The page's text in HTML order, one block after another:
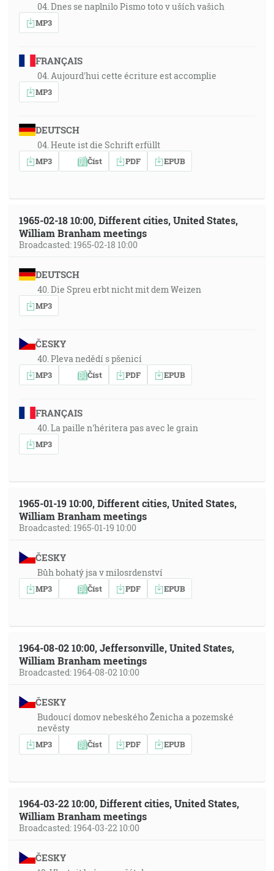
04. Dnes se naplnilo Pismo toto v uších vašich
MP3
FRANÇAIS
04. Aujourd'hui cette écriture est accomplie
MP3
DEUTSCH
04. Heute ist die Schrift erfüllt
MP3 Číst PDF EPUB
1965-02-18 10:00, Different cities, United States,
William Branham meetings
Broadcasted: 1965-02-18 10:00
DEUTSCH
40. Die Spreu erbt nicht mit dem Weizen
MP3
ČESKY
40. Pleva nedědí s pšenicí
MP3 Číst PDF EPUB
FRANÇAIS
40. La paille n'héritera pas avec le grain
MP3
1965-01-19 10:00, Different cities, United States,
William Branham meetings
Broadcasted: 1965-01-19 10:00
ČESKY
Bůh bohatý jsa v milosrdenství
MP3 Číst PDF EPUB
1964-08-02 10:00, Jeffersonville, United States,
William Branham meetings
Broadcasted: 1964-08-02 10:00
ČESKY
Budoucí domov nebeského Ženicha a pozemské
nevěsty
MP3 Číst PDF EPUB
1964-03-22 10:00, Different cities, United States,
William Branham meetings
Broadcasted: 1964-03-22 10:00
ČESKY